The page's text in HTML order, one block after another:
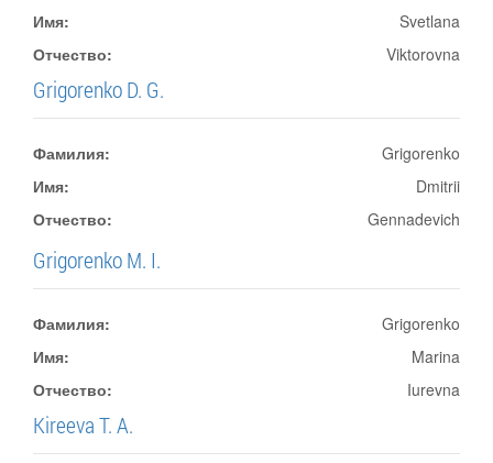
Имя:
Svetlana
Отчество:
Viktorovna
Grigorenko D. G.
Фамилия:
Grigorenko
Имя:
Dmitrii
Отчество:
Gennadevich
Grigorenko M. I.
Фамилия:
Grigorenko
Имя:
Marina
Отчество:
Iurevna
Kireeva T. A.